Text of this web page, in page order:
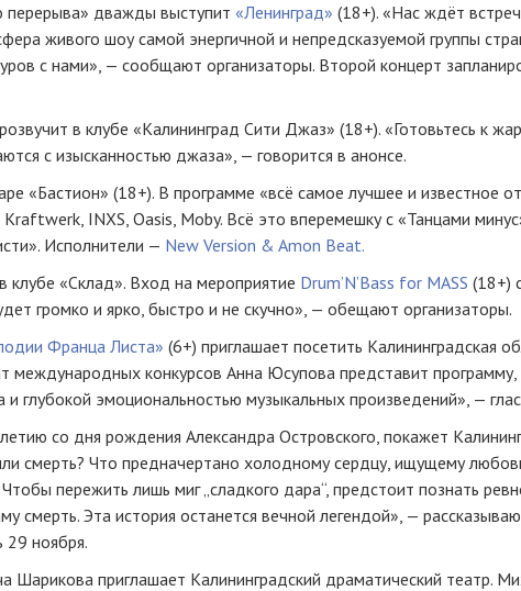
перерыва» дважды выступит «Ленинград» (18+). «Нас ждёт
живого шоу самой энергичной и непредсказуемой группы
с нами», — сообщают организаторы. Второй концерт
в клубе «Калининград Сити Джаз» (18+). «Готовьтесь к
с изысканностью джаза», — говорится в анонсе.
«Бастион» (18+). В программе «всё самое лучшее и известное
INXS, Oasis, Moby. Всё это вперемешку с «Танцами
Исполнители — New Version & Amon Beat.
«Склад». Вход на мероприятие Drum’N’Bass for MASS (18+)
громко и ярко, быстро и не скучно», — обещают организаторы.
Франца Листа» (6+) приглашает посетить Калининградская
международных конкурсов Анна Юсупова представит программу,
глубокой эмоциональностью музыкальных произведений», —
со дня рождения Александра Островского, покажет
смерть? Что предначертано холодному сердцу, ищущему
пережить лишь миг „сладкого дара“, предстоит познать
смерть. Эта история останется вечной легендой», —
ноября.
приглашает Калининградский драматический театр.